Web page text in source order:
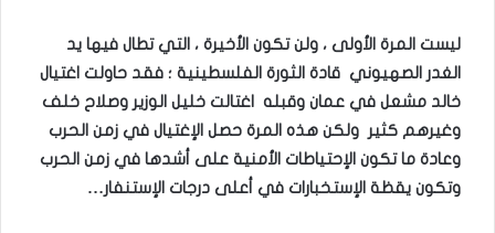
ليست المرة الأولى ، ولن تكون الأخيرة ، التي تطال فيها يد
الغدر الصهيوني قادة الثورة الفلسطينية ؛ فقد حاولت اغتيال
خالد مشعل في عمان وقبله اغتالت خليل الوزير وصلاح خلف
وغيرهم كثير ولكن هذه المرة حصل الإغتيال في زمن الحرب
وعادة ما تكون الإحتياطات الأمنية على أشدها في زمن الحرب
وتكون يقظة الإستخبارات في أعلى درجات الإستنفار…